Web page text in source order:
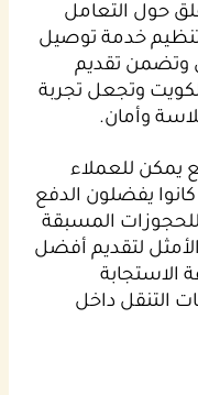
حول التعامل
تنظيم خدمة توصيل
وتضمن تقديم
وتجعل تجربة
وأمان.
يمكن للعملاء
يفضلون الدفع
للحجوزات المسبقة
لتقديم أفضل
التنقل داخل